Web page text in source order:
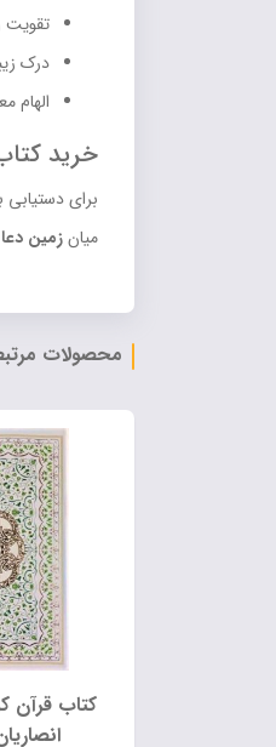
تقویت
درک
الهام
خرید
برای
میانزمین
محصولات
کتاب قرآن